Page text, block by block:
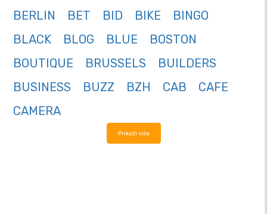
BERLIN
BET BID BIKE
BINGO
BLACK
BLOG BLUE
BOSTON
BOUTIQUE
BRUSSELS
BUILDERS
BUSINESS
BUZZ BZH CAB
CAFE
CAMERA
Prikaži više